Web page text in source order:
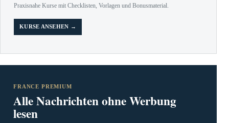
Praxisnahe Kurse mit Checklisten, Vorlagen und Bonusmaterial.
KURSE ANSEHEN →
FRANCE PREMIUM
Alle Nachrichten ohne Werbung
lesen